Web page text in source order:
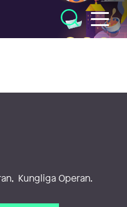
Kungliga Operan.